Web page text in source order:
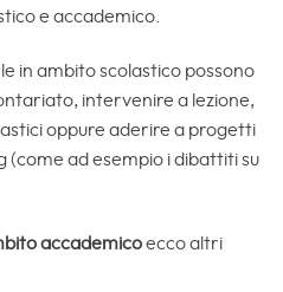
e accademico.
in ambito scolastico possono
intervenire a lezione,
oppure aderire a progetti
(come ad esempio i dibattiti su
accademicoecco altri